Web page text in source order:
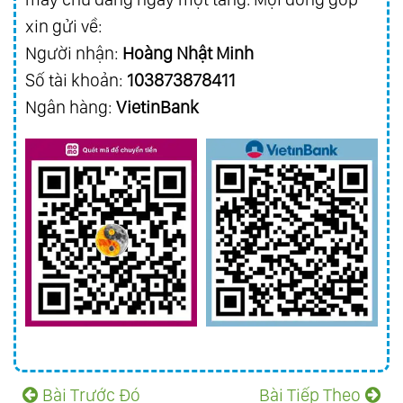
xin gửi về:
Người nhận: Hoàng Nhật Minh
Số tài khoản: 103873878411
Ngân hàng: VietinBank
Bài Trước Đó Bài Tiếp Theo